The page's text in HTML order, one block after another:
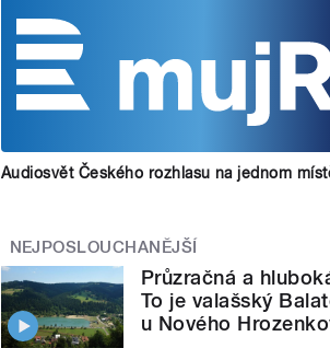
Audiosvět Českého rozhlasu na jednom
NEJPOSLOUCHANĚJŠÍ
Průzračná a
To je valašský
u Nového